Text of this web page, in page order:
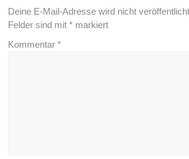
Deine E-Mail-Adresse wird nicht
Felder sind mit* markiert
Kommentar*